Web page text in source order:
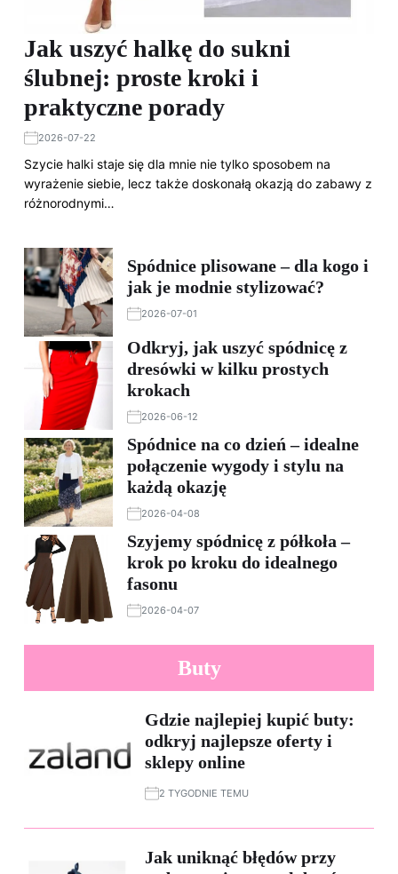
Jak uszyć halkę do sukni
ślubnej: proste kroki i
praktyczne porady
2026-07-22
Szycie halki staje się dla mnie nie tylko sposobem na
wyrażenie siebie, lecz także doskonałą okazją do zabawy z
różnorodnymi…
Spódnice plisowane – dla kogo i
jak je modnie stylizować?
2026-07-01
Odkryj, jak uszyć spódnicę z
dresówki w kilku prostych
krokach
2026-06-12
Spódnice na co dzień – idealne
połączenie wygody i stylu na
każdą okazję
2026-04-08
Szyjemy spódnicę z półkoła –
krok po kroku do idealnego
fasonu
2026-04-07
Buty
Gdzie najlepiej kupić buty:
odkryj najlepsze oferty i
sklepy online
2 TYGODNIE TEMU
Jak uniknąć błędów przy